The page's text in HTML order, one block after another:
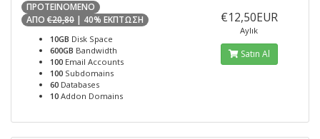
ΠΡΟΤΕΙΝΟΜΕΝΟ
ΑΠΟ €20,80 | 40% ΕΚΠΤΩΣΗ
10GB Disk Space
600GB Bandwidth
100 Email Accounts
100 Subdomains
60 Databases
10 Addon Domains
€12,50EUR
Aylık
Satın Al